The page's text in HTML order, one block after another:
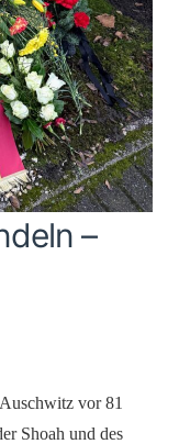
–
vor 81
Shoah und des